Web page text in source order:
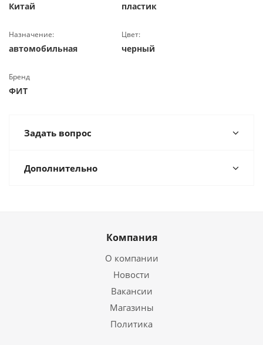
Китай пластик
Назначение:
автомобильная
Цвет:
черный
Бренд
ФИТ
Задать вопрос
Дополнительно
Компания
О компании
Новости
Вакансии
Магазины
Политика